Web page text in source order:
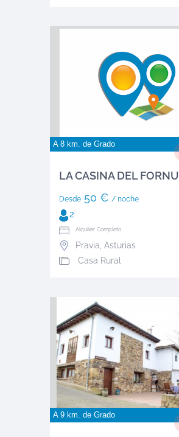
A 8 km. de Grado
LA CASINA DEL FORNU
Desde50 € / noche
2
Alquiler: Completo
Pravia Asturias
Casa Rural
A 9 km. de Grado